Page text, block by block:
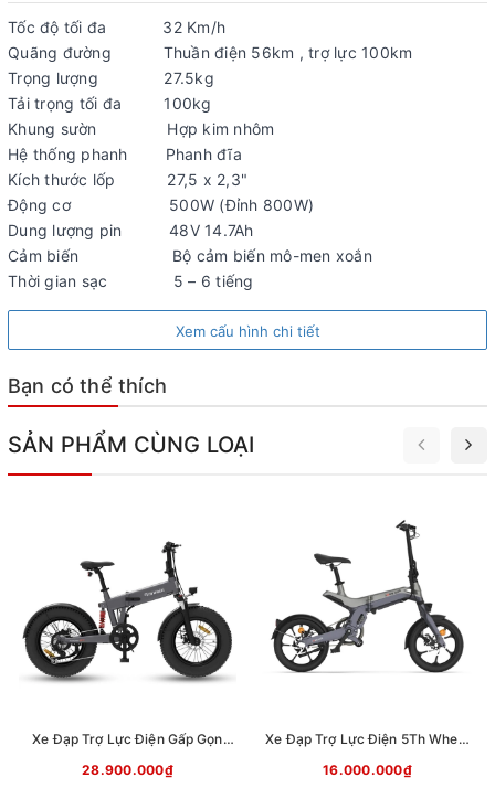
Tốc độ tối đa 32 Km/h
Quãng đường Thuần điện 56km , trợ lực 100km
Trọng lượng 27.5kg
Tải trọng tối đa 100kg
Khung sườn Hợp kim nhôm
Hệ thống phanh Phanh đĩa
Kích thước lốp 27,5 x 2,3"
Động cơ 500W (Đỉnh 800W)
Dung lượng pin 48V 14.7Ah
Cảm biến Bộ cảm biến mô-men xoắn
Thời gian sạc 5 – 6 tiếng
Xem cấu hình chi tiết
Bạn có thể thích
SẢN PHẨM CÙNG LOẠI
Xe Đạp Trợ Lực Điện Gấp Gọn
28.900.000₫
Xe Đạp Trợ Lực Điện 5Th Wheel
16.000.000₫